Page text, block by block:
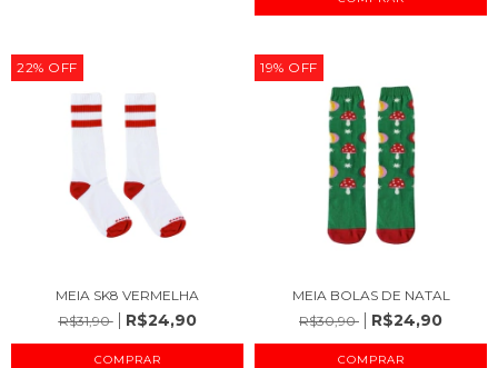
22% OFF
MEIA SK8 VERMELHA
R$31,90
R$24,90
COMPRAR
19% OFF
MEIA BOLAS DE NATAL
R$30,90
R$24,90
COMPRAR